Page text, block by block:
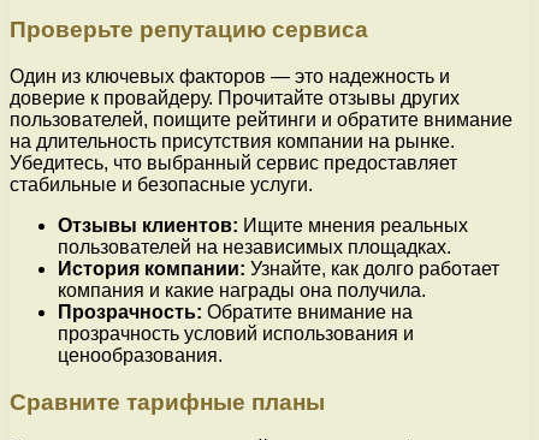
Проверьте репутацию сервиса
Один из ключевых факторов — это надежность и
доверие к провайдеру. Прочитайте отзывы других
пользователей, поищите рейтинги и обратите внимание
на длительность присутствия компании на рынке.
Убедитесь, что выбранный сервис предоставляет
стабильные и безопасные услуги.
Отзывы клиентов: Ищите мнения реальных
пользователей на независимых площадках.
История компании: Узнайте, как долго работает
компания и какие награды она получила.
Прозрачность: Обратите внимание на
прозрачность условий использования и
ценообразования.
Сравните тарифные планы